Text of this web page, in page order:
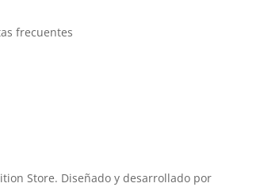
frecuentes
Store. Diseñado y desarrollado por